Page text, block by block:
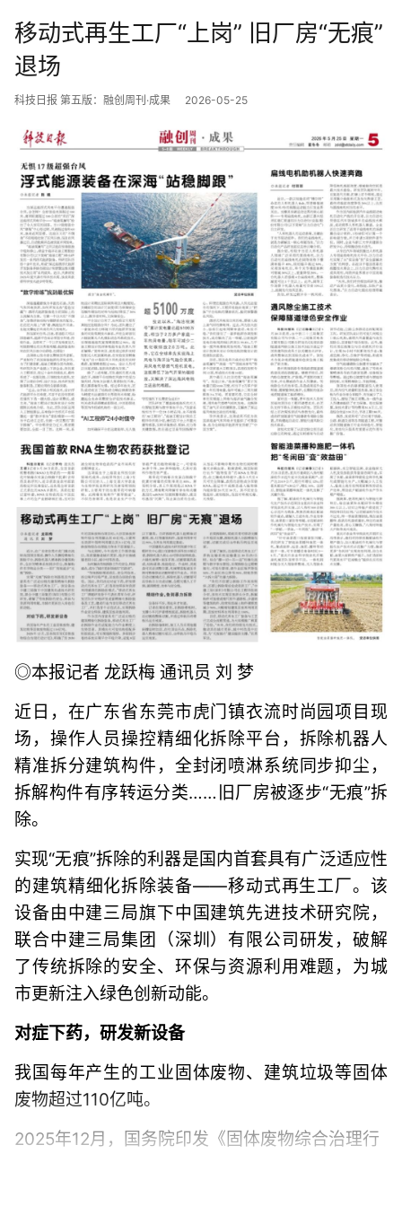
移动式再生工厂“上岗” 旧厂房“无痕”
退场
科技日报 第五版：融创周刊·成果 2026-05-25
◎本报记者 龙跃梅 通讯员 刘 梦
近日，在广东省东莞市虎门镇衣流时尚园项目现
场，操作人员操控精细化拆除平台，拆除机器人
精准拆分建筑构件，全封闭喷淋系统同步抑尘，
拆解构件有序转运分类……旧厂房被逐步“无痕”拆
除。
实现“无痕”拆除的利器是国内首套具有广泛适应性
的建筑精细化拆除装备——移动式再生工厂。该
设备由中建三局旗下中国建筑先进技术研究院，
联合中建三局集团（深圳）有限公司研发，破解
了传统拆除的安全、环保与资源利用难题，为城
市更新注入绿色创新动能。
对症下药，研发新设备
我国每年产生的工业固体废物、建筑垃圾等固体
废物超过110亿吨。
2025年12月，国务院印发《固体废物综合治理行